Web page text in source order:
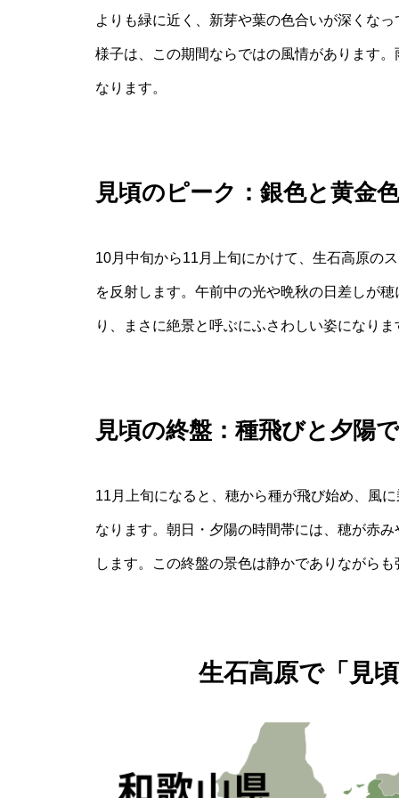
よりも緑に近く、新芽や葉の色合いが深くな
様子は、この期間ならではの風情があります
なります。
見頃のピーク：銀色と黄金
10月中旬から11月上旬にかけて、生石高原の
を反射します。午前中の光や晩秋の日差しが
り、まさに絶景と呼ぶにふさわしい姿になり
見頃の終盤：種飛びと夕陽
11月上旬になると、穂から種が飛び始め、風
なります。朝日・夕陽の時間帯には、穂が赤
します。この終盤の景色は静かでありながら
生石高原で「見